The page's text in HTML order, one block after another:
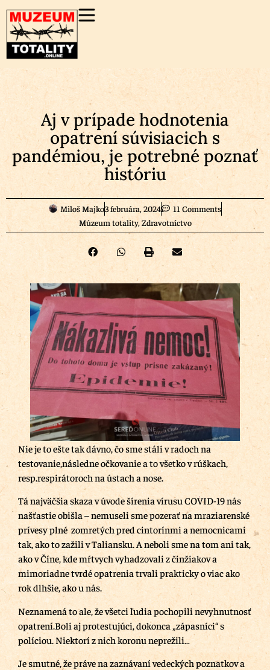
Aj v prípade hodnotenia
opatrení súvisiacich s
pandémiou, je potrebné poznať
históriu
Miloš Majko3 februára, 2024
11 Comments
Múzeum totality, Zdravotníctvo
Nie je to ešte tak dávno, čo sme stáli v radoch na
testovanie,následne očkovanie a to všetko v rúškach,
resp.respirátoroch na ústach a nose.
Tá najväčšia skaza v úvode šírenia vírusu COVID-19 nás
našťastie obišla – nemuseli sme pozerať na mraziarenské
prívesy plné zomretých pred cintorínmi a nemocnicami
tak, ako to zažili v Taliansku. A neboli sme na tom ani tak,
ako v Číne, kde mŕtvych vyhadzovali z činžiakov a
mimoriadne tvrdé opatrenia trvali prakticky o viac ako
rok dlhšie, ako u nás.
Neznamená to ale, že všetci ľudia pochopili nevyhnutnosť
opatrení.Boli aj protestujúci, dokonca „zápasníci“ s
políciou. Niektorí z nich koronu neprežili…
Je smutné, že práve na zaznávaní vedeckých poznatkov a